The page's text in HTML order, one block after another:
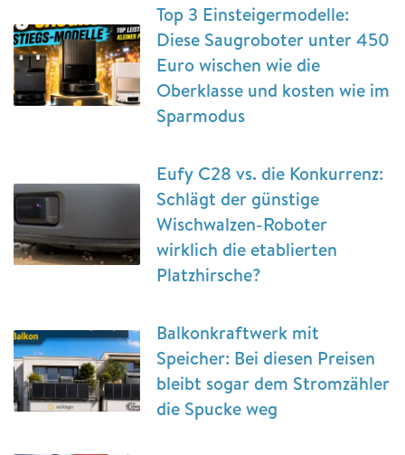
Top 3 Einsteigermodelle:
Diese Saugroboter unter 450
Euro wischen wie die
Oberklasse und kosten wie im
Sparmodus
Eufy C28 vs. die Konkurrenz:
Schlägt der günstige
Wischwalzen-Roboter
wirklich die etablierten
Platzhirsche?
Balkonkraftwerk mit
Speicher: Bei diesen Preisen
bleibt sogar dem Stromzähler
die Spucke weg